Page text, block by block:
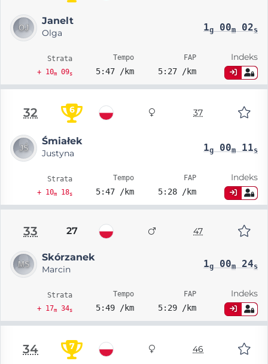
Janelt
Olga 1g00m02s
Strata
+ 10m09s
Tempo
5:47 /km
FAP
5:27 /km
Indeks
32 6 37
Śmiałek
Justyna 1g00m11s
Strata
+ 10m18s
Tempo
5:47 /km
FAP
5:28 /km
Indeks
33 27 47
Skórzanek
Marcin 1g00m24s
Strata
+ 17m34s
Tempo
5:49 /km
FAP
5:29 /km
Indeks
34 7 46